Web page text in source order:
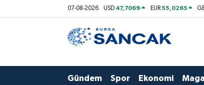
07-08-2026 USD 47,7069 EUR55,0265
Gündem Spor Ekonomi
Hava Durumu